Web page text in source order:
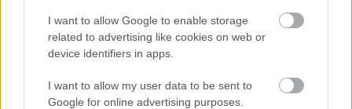
I want to allow Google to enable storage
related to advertising like cookies on web or
device identifiers in apps.
I want to allow my user data to be sent to
Google for online advertising purposes.
Munkatárs: Boross Martin
Tánc: Vadas Zsófia Tamara